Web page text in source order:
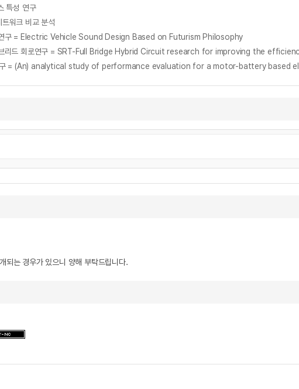
특성 연구
워크 비교 분석
연구 = Electric Vehicle Sound Design Based on Futurism Philosophy
이브리드 회로연구 = SRT-Full Bridge Hybrid Circuit research for improving the
연구 = (An) analytical study of performance evaluation for a motor-battery based
되는 경우가 있으니 양해 부탁드립니다.